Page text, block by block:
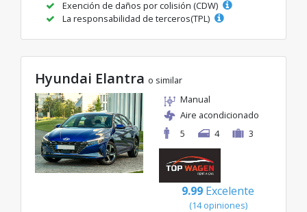
Exención de daños por colisión (CDW)
La responsabilidad de terceros(TPL)
Hyundai Elantra o similar
Manual
Aire acondicionado
5
4 3
9.99 Excelente
(14 opiniones)